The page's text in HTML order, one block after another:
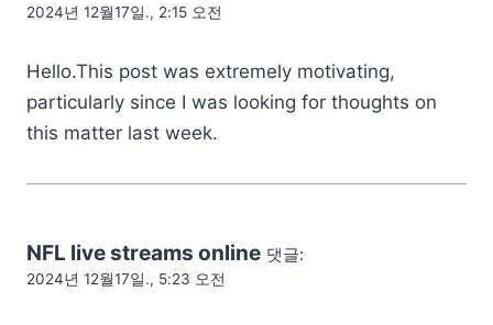
2024년 12월17일., 2:15 오전
Hello.This post was extremely motivating,
particularly since I was looking for thoughts on
this matter last week.
NFL live streams online 댓글:
2024년 12월17일., 5:23 오전